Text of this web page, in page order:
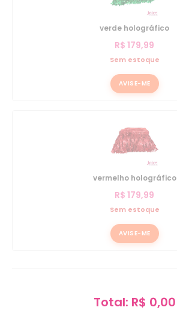
verde holográfico
R$ 179,99
Sem estoque
AVISE-ME
vermelho holográfico
R$ 179,99
Sem estoque
AVISE-ME
Total: R$ 0,00